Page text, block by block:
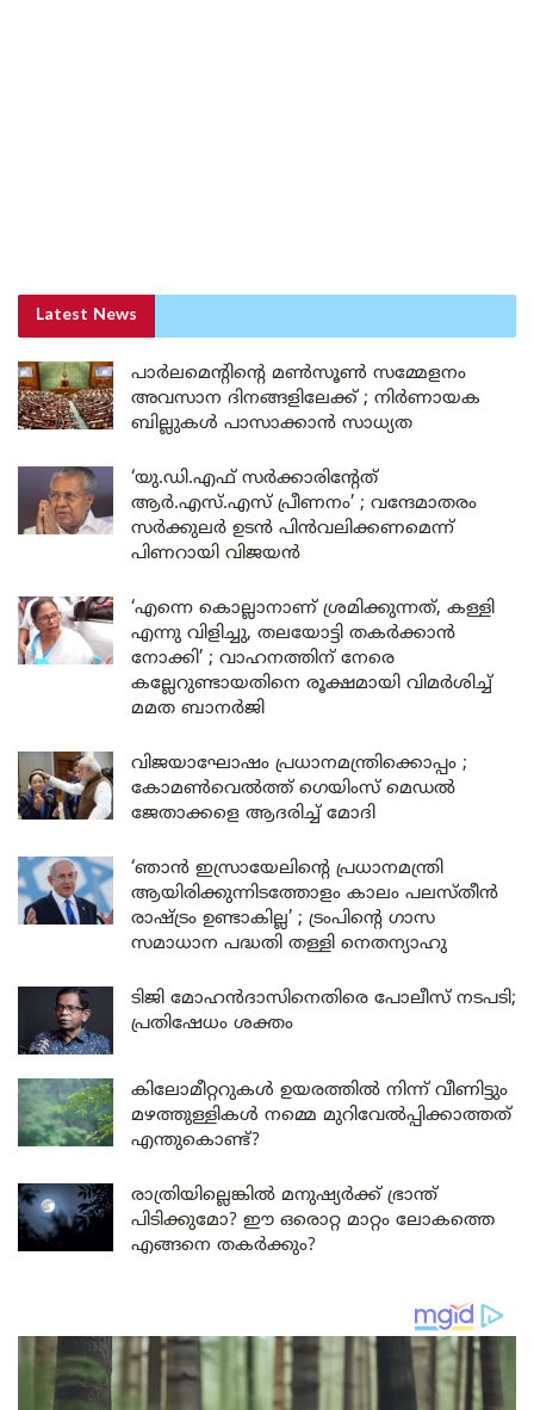
Latest News
പാർലമെന്റിന്റെ മൺസൂൺ സമ്മേളനം
അവസാന ദിനങ്ങളിലേക്ക് ; നിർണായക
ബില്ലുകൾ പാസാക്കാൻ സാധ്യത
‘യു.ഡി.എഫ് സർക്കാരിന്റേത്
ആർ.എസ്.എസ് പ്രീണനം’ ; വന്ദേമാതരം
സർക്കുലർ ഉടൻ പിൻവലിക്കണമെന്ന്
പിണറായി വിജയൻ
‘എന്നെ കൊല്ലാനാണ് ശ്രമിക്കുന്നത്, കള്ളി
എന്നു വിളിച്ചു, തലയോട്ടി തകർക്കാൻ
നോക്കി’ ; വാഹനത്തിന് നേരെ
കല്ലേറുണ്ടായതിനെ രൂക്ഷമായി വിമർശിച്ച്
മമത ബാനർജി
വിജയാഘോഷം പ്രധാനമന്ത്രിക്കൊപ്പം ;
കോമൺവെൽത്ത് ഗെയിംസ് മെഡൽ
ജേതാക്കളെ ആദരിച്ച് മോദി
‘ഞാൻ ഇസ്രായേലിന്റെ പ്രധാനമന്ത്രി
ആയിരിക്കുന്നിടത്തോളം കാലം പലസ്തീൻ
രാഷ്ട്രം ഉണ്ടാകില്ല’ ; ട്രംപിന്റെ ഗാസ
സമാധാന പദ്ധതി തള്ളി നെതന്യാഹു
ടിജി മോഹൻദാസിനെതിരെ പോലീസ് നടപടി;
പ്രതിഷേധം ശക്തം
കിലോമീറ്ററുകൾ ഉയരത്തിൽ നിന്ന് വീണിട്ടും
മഴത്തുള്ളികൾ നമ്മെ മുറിവേൽപ്പിക്കാത്തത്
എന്തുകൊണ്ട്?
രാത്രിയില്ലെങ്കിൽ മനുഷ്യർക്ക് ഭ്രാന്ത്
പിടിക്കുമോ? ഈ ഒരൊറ്റ മാറ്റം ലോകത്തെ
എങ്ങനെ തകർക്കും?